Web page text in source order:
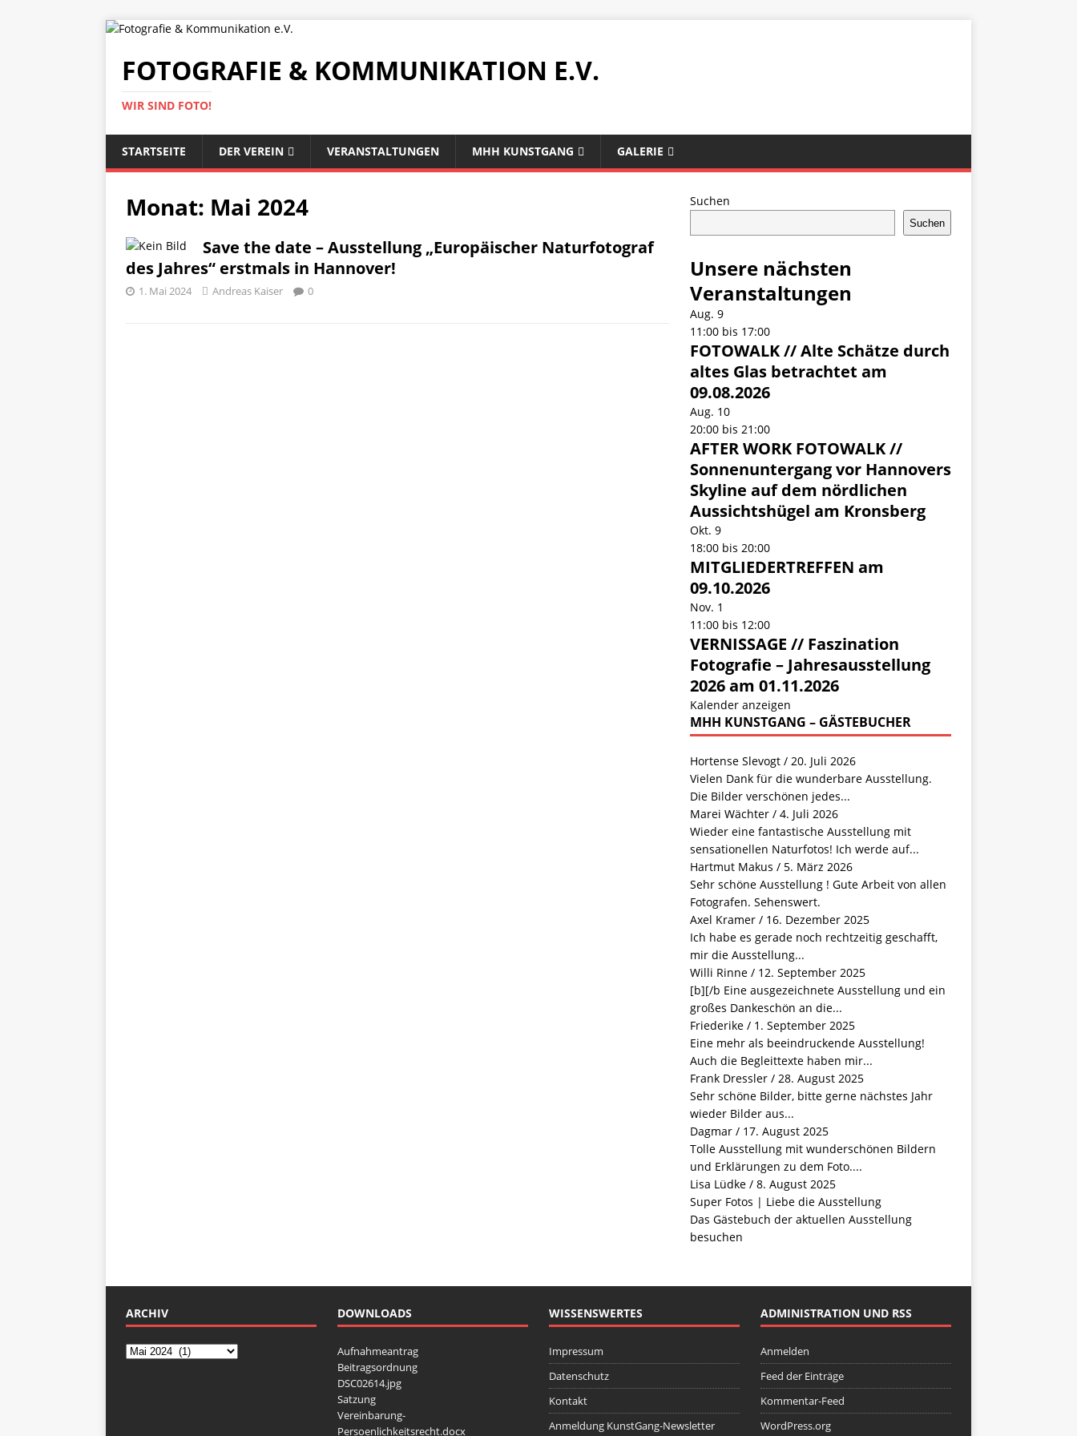
FOTOGRAFIE & KOMMUNIKATION E.V.
WIR SIND FOTO!
STARTSEITE DER VEREIN VERANSTALTUNGEN MHH KUNSTGANG GALERIE
Monat: Mai 2024
Save the date – Ausstellung „Europäischer Naturfotograf
des Jahres“ erstmals in Hannover!
1. Mai 2024 Andreas Kaiser 0
Suchen
Suchen
Unsere nächsten
Veranstaltungen
Aug. 9
11:00bis 17:00
FOTOWALK // Alte Schätze durch
altes Glas betrachtet am
09.08.2026
Aug. 10
20:00bis 21:00
AFTER WORK FOTOWALK //
Sonnenuntergang vor Hannovers
Skyline auf dem nördlichen
Aussichtshügel am Kronsberg
Okt. 9
18:00bis 20:00
MITGLIEDERTREFFEN am
09.10.2026
Nov. 1
11:00bis 12:00
VERNISSAGE // Faszination
Fotografie – Jahresausstellung
2026 am 01.11.2026
Kalender anzeigen
MHH KUNSTGANG – GÄSTEBUCHER
Hortense Slevogt/ 20. Juli 2026
Vielen Dank für die wunderbare Ausstellung.
Die Bilder verschönen jedes...
Marei Wächter/ 4. Juli 2026
Wieder eine fantastische Ausstellung mit
sensationellen Naturfotos! Ich werde auf...
Hartmut Makus / 5. März 2026
Sehr schöne Ausstellung ! Gute Arbeit von allen
Fotografen. Sehenswert.
Axel Kramer/ 16. Dezember 2025
Ich habe es gerade noch rechtzeitig geschafft,
mir die Ausstellung...
Willi Rinne/ 12. September 2025
[b][/b Eine ausgezeichnete Ausstellung und ein
großes Dankeschön an die...
Friederike/ 1. September 2025
Eine mehr als beeindruckende Ausstellung!
Auch die Begleittexte haben mir...
Frank Dressler/ 28. August 2025
Sehr schöne Bilder, bitte gerne nächstes Jahr
wieder Bilder aus...
Dagmar/ 17. August 2025
Tolle Ausstellung mit wunderschönen Bildern
und Erklärungen zu dem Foto....
Lisa Lüdke/ 8. August 2025
Super Fotos | Liebe die Ausstellung
Das Gästebuch der aktuellen Ausstellung
besuchen
ARCHIV DOWNLOADS
Aufnahmeantrag
Beitragsordnung
DSC02614.jpg
Satzung
Vereinbarung-
Persoenlichkeitsrecht.docx
WISSENSWERTES
Impressum
Datenschutz
Kontakt
Anmeldung KunstGang-Newsletter
ADMINISTRATION UND RSS
Anmelden
Feed der Einträge
Kommentar-Feed
WordPress.org